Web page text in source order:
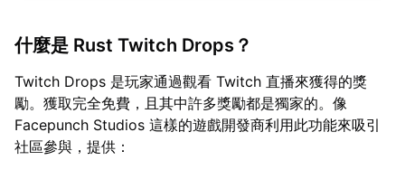
什麼是 Rust Twitch Drops？
Twitch Drops 是玩家通過觀看 Twitch 直播來獲得的獎
勵。獲取完全免費，且其中許多獎勵都是獨家的。像
Facepunch Studios 這樣的遊戲開發商利用此功能來吸引
社區參與，提供：